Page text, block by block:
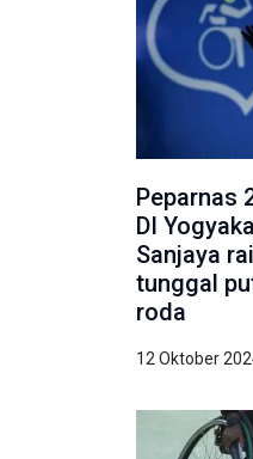
Peparnas
DI
Sanjaya
tunggal
roda
12 Oktober